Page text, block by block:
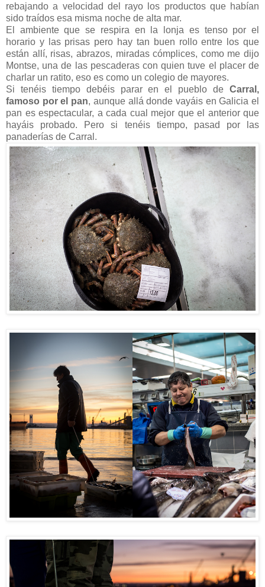
rebajando a velocidad del rayo los productos que habían
sido traídos esa misma noche de alta mar.
El ambiente que se respira en la lonja es tenso por el
horario y las prisas pero hay tan buen rollo entre los que
están allí, risas, abrazos, miradas cómplices, como me dijo
Montse, una de las pescaderas con quien tuve el placer de
charlar un ratito, eso es como un colegio de mayores.
Si tenéis tiempo debéis parar en el pueblo de Carral,
famoso por el pan, aunque allá donde vayáis en Galicia el
pan es espectacular, a cada cual mejor que el anterior que
hayáis probado. Pero si tenéis tiempo, pasad por las
panaderías de Carral.